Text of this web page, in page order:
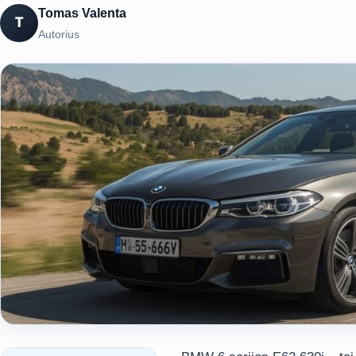
T
Tomas Valenta
Autorius